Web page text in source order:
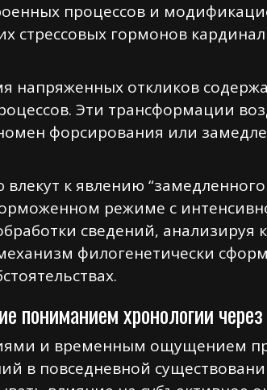
процессов и
стрессовых гормонов
откликов
Эти трансформации
форсирования или
к явлению
режиме с
сведений, анализируя
филогенетически
пониманием хронологии
и временным ощущением
в повседневной